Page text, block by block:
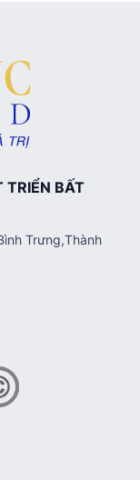
TRIỂN BẤT
Trưng,Thành